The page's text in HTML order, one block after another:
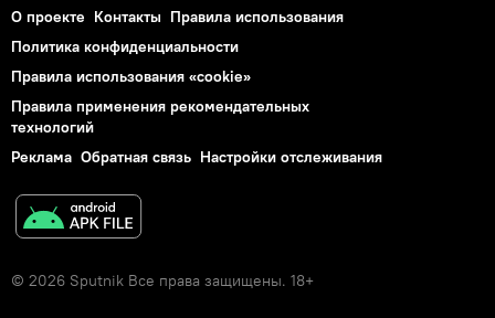
О проекте Контакты Правила использования
Политика конфиденциальности
Правила использования «cookie»
Правила применения рекомендательных
технологий
Реклама Обратная связь Настройки отслеживания
© 2026 Sputnik Все права защищены. 18+